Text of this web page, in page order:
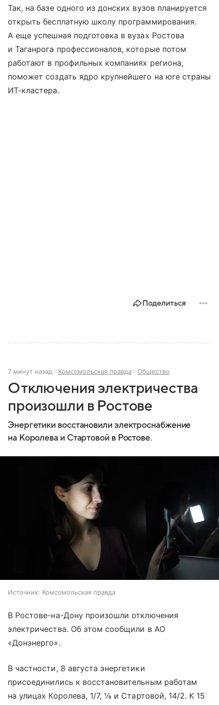
Так, на базе одного из донских вузов планируется
открыть бесплатную школу программирования.
А еще успешная подготовка в вузах Ростова
и Таганрога профессионалов, которые потом
работают в профильных компаниях региона,
поможет создать ядро крупнейшего на юге страны
ИТ-кластера.
Поделиться
7 минут назад Комсомольская правда Общество
Отключения электричества
произошли в Ростове
Энергетики восстановили электроснабжение
на Королева и Стартовой в Ростове.
Источник: Комсомольская правда
В Ростове-на-Дону произошли отключения
электричества. Об этом сообщили в АО
«Донэнерго».
В частности, 8 августа энергетики
присоединились к восстановительным работам
на улицах Королева, 1/7, ⅛ и Стартовой, 14/2. К 15